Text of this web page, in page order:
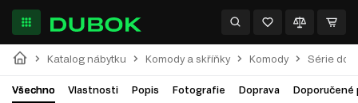
Katalog nábytku Komody a skříňky Komody Série do
Všechno Vlastnosti Popis Fotografie Doprava Doporučené